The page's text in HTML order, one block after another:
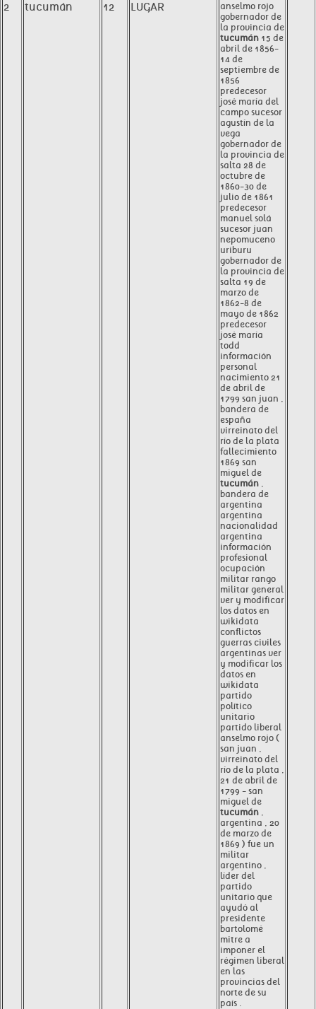
2 tucumán 12 LUGAR
anselmo rojo
gobernador de
la provincia de
tucumán 15 de
abril de 1856-
14 de
septiembre de
1856
predecesor
josé maría del
campo sucesor
agustín de la
vega
gobernador de
la provincia de
salta 28 de
octubre de
1860-30 de
julio de 1861
predecesor
manuel solá
sucesor juan
nepomuceno
uriburu
gobernador de
la provincia de
salta 19 de
marzo de
1862-8 de
mayo de 1862
predecesor
josé maría
todd
información
personal
nacimiento 21
de abril de
1799 san juan ,
bandera de
españa
virreinato del
río de la plata
fallecimiento
1869 san
miguel de
tucumán ,
bandera de
argentina
argentina
nacionalidad
argentina
información
profesional
ocupación
militar rango
militar general
ver y modificar
los datos en
wikidata
conflictos
guerras civiles
argentinas ver
y modificar los
datos en
wikidata
partido
político
unitario
partido liberal
anselmo rojo (
san juan ,
virreinato del
río de la plata ,
21 de abril de
1799 - san
miguel de
tucumán ,
argentina , 20
de marzo de
1869 ) fue un
militar
argentino ,
líder del
partido
unitario que
ayudó al
presidente
bartolomé
mitre a
imponer el
régimen liberal
en las
provincias del
norte de su
país .